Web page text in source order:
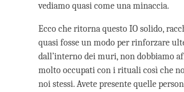
vediamo quasi come una minaccia.
Ecco che ritorna questo IO solido,
quasi fosse un modo per rinforzare
dall’interno dei muri, non dobbiamo
molto occupati con i rituali così che
noi stessi. Avete presente quelle